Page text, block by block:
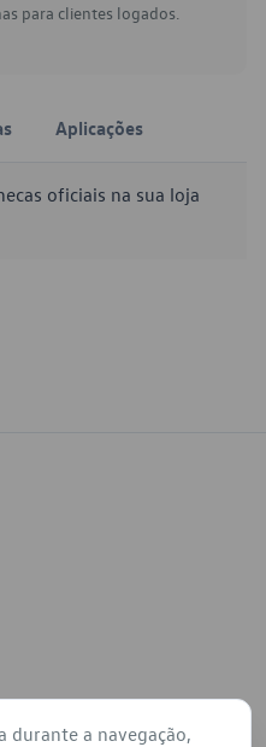
para clientes logados.
Aplicações
oficiais na sua loja
durante a navegação,